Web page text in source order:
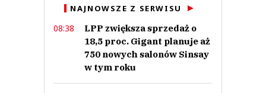
This comment was minimized by the moderator on the site
Świetny i innowacyjny pomysł !
Syl
Odpowiedz
NAJNOWSZE Z SERWISU
08:38
LPP zwiększa sprzedaż o
18,5 proc. Gigant planuje aż
750 nowych salonów Sinsay
w tym roku